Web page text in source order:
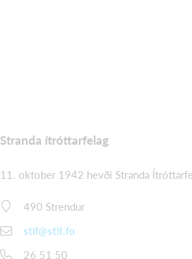
Stranda ítróttarfelag
11. oktober 1942 hevði Stranda
490 Strendur
stif@stif.fo
26 51 50